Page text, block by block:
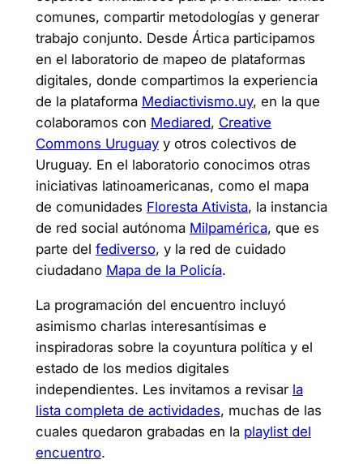
comunes, compartir metodologías y generar
trabajo conjunto. Desde Ártica participamos
en el laboratorio de mapeo de plataformas
digitales, donde compartimos la experiencia
de la plataforma Mediactivismo.uy, en la que
colaboramos con Mediared, Creative
Commons Uruguayy otros colectivos de
Uruguay. En el laboratorio conocimos otras
iniciativas latinoamericanas, como el mapa
de comunidades Floresta Ativista, la instancia
de red social autónoma Milpamérica, que es
parte del fediverso, y la red de cuidado
ciudadano Mapa de la Policía.
La programación del encuentro incluyó
asimismo charlas interesantísimas e
inspiradoras sobre la coyuntura política y el
estado de los medios digitales
independientes. Les invitamos a revisar la
lista completa de actividades, muchas de las
cuales quedaron grabadas en la playlist del
encuentro.